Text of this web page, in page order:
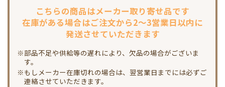
こちらの商品はメーカー取り寄せ品です
在庫がある場合はご注文から2～3営業日以内に
発送させていただきます
※部品不足や供給等の遅れにより、欠品の場合がございま
す。
※もしメーカー在庫切れの場合は、翌営業日までには必ずご
連絡させていただきます。